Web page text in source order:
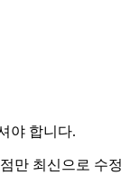
야 합니다.
만 최신으로 수정